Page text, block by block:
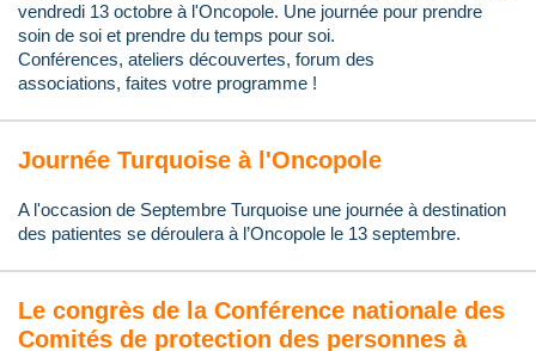
vendredi 13 octobre à l'Oncopole. Une journée pour prendre
soin de soi et prendre du temps pour soi.
Conférences, ateliers découvertes, forum des
associations, faites votre programme !
Journée Turquoise à l'Oncopole
A l'occasion de Septembre Turquoise une journée à destination
des patientes se déroulera à l’Oncopole le 13 septembre.
Le congrès de la Conférence nationale des
Comités de protection des personnes à